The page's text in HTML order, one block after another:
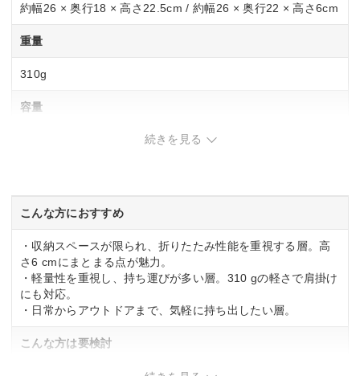
約幅26 × 奥行18 × 高さ22.5cm / 約幅26 × 奥行22 × 高さ6cm
重量
310g
容量
600Dオックスフォード生地×5mm発泡ポリエチレン×防水
EVAフィルムの３層構造
続きを見る
こんな方におすすめ
・収納スペースが限られ、折りたたみ性能を重視する層。高
さ6 cmにまとまる点が魅力。
・軽量性を重視し、持ち運びが多い層。310 gの軽さで肩掛け
にも対応。
・日常からアウトドアまで、気軽に持ち出したい層。
こんな方は要検討